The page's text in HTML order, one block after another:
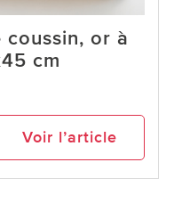
coussin, or à
cm
Voir l’article